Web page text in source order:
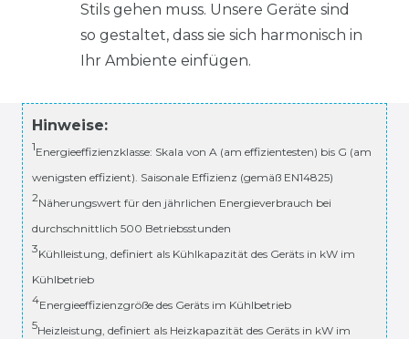
Stils gehen muss. Unsere Geräte sind
so gestaltet, dass sie sich harmonisch in
Ihr Ambiente einfügen.
Hinweise:
1Energieeffizienzklasse: Skala von A (am effizientesten) bis G (am
wenigsten effizient). Saisonale Effizienz (gemäß EN14825)
2Näherungswert für den jährlichen Energieverbrauch bei
durchschnittlich 500 Betriebsstunden
3Kühlleistung, definiert als Kühlkapazität des Geräts in kW im
Kühlbetrieb
4Energieeffizienzgröße des Geräts im Kühlbetrieb
5Heizleistung, definiert als Heizkapazität des Geräts in kW im